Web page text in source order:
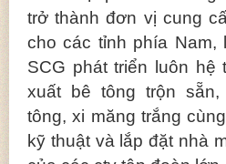
trở thành đơn vị cung
cho các tỉnh phía Nam,
SCG phát triển luôn hệ
xuất bê tông trộn
tông, xi măng trắng
kỹ thuật và lắp đặt nhà